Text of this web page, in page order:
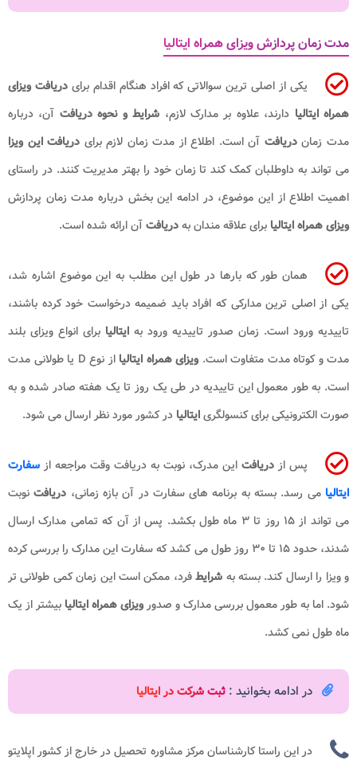
مدت زمان پردازش ویزای همراه ایتالیا
یکی از اصلی ترین سوالاتی که افراد هنگام اقدام برایدریافت ویزای
همراه ایتالیا دارند، علاوه بر مدارک لازم، شرایط و نحوه دریافت آن، درباره
مدت زماندریافت آن است. اطلاع از مدت زمان لازم برای دریافت این ویزا
می تواند به داوطلبان کمک کند تا زمان خود را بهتر مدیریت کنند. در راستای
اهمیت اطلاع از این موضوع، در ادامه این بخش درباره مدت زمان پردازش
ویزای همراه ایتالیا برای علاقه مندان بهدریافتآن ارائه شده است.
همان طور که بارها در طول این مطلب به این موضوع اشاره شد،
یکی از اصلی ترین مدارکی که افراد باید ضمیمه درخواست خود کرده باشند،
تاییدیه ورود است. زمان صدور تاییدیه ورود به ایتالیا برای انواع ویزای بلند
مدت و کوتاه مدت متفاوت است. ویزای همراه ایتالیا
از نوع D یا طولانی مدت
است. به طور معمول این تاییدیه در طی یک روز تا یک هفته صادر شده و به
صورت الکترونیکی برای کنسولگریایتالیا در کشور مورد نظر ارسال می شود.
پس از دریافت این مدرک، نوبت به دریافت وقت مراجعه از سفارت
ایتالیا می رسد. بسته به برنامه های سفارت در آن بازه زمانی، دریافتنوبت
می تواند از ۱۵ روز تا ۳ ماه طول بکشد. پس از آن که تمامی مدارک ارسال
شدند، حدود ۱۵ تا ۳۰ روز طول می کشد که سفارت این مدارک را بررسی کرده
و ویزا را ارسال کند. بسته به شرایطفرد، ممکن است این زمان کمی طولانی تر
شود. اما به طور معمول بررسی مدارک و صدورویزای همراه ایتالیا بیشتر از یک
ماه طول نمی کشد.
در ادامه بخوانید : ثبت شرکت در ایتالیا
در این راستا کارشناسان مرکز مشاوره تحصیل در خارج از کشور اپلایتو